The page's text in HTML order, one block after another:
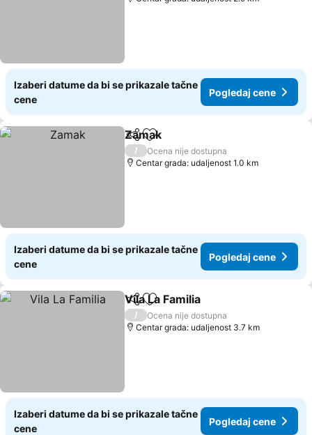
Izaberi datume da bi se prikazale tačne
cene
Pogledaj cene
Deli Dodati u favorite
Zamak
/
Ocena nije dostupna
Centar grada: udaljenost 1.0 km
Izaberi datume da bi se prikazale tačne
cene
Pogledaj cene
Deli Dodati u favorite
Vila La Familia
/
Ocena nije dostupna
Centar grada: udaljenost 3.7 km
Izaberi datume da bi se prikazale tačne
cene
Pogledaj cene